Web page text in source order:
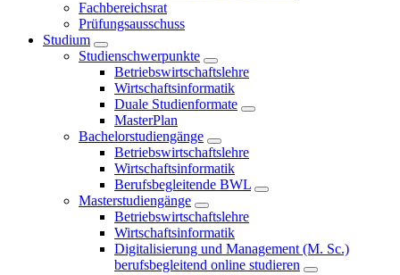
Fachbereichsrat
Prüfungsausschuss
Studium
Studienschwerpunkte
Betriebswirtschaftslehre
Wirtschaftsinformatik
Duale Studienformate
MasterPlan
Bachelorstudiengänge
Betriebswirtschaftslehre
Wirtschaftsinformatik
Berufsbegleitende BWL
Masterstudiengänge
Betriebswirtschaftslehre
Wirtschaftsinformatik
Digitalisierung und Management (M. Sc.)
berufsbegleitend online studieren